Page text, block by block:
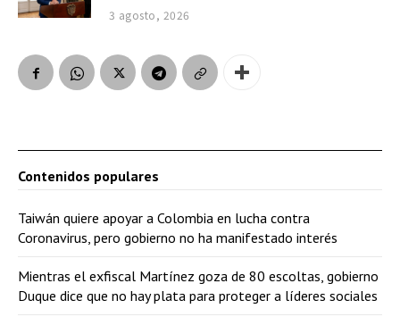
3 agosto, 2026
Contenidos populares
Taiwán quiere apoyar a Colombia en lucha contra
Coronavirus, pero gobierno no ha manifestado interés
Mientras el exfiscal Martínez goza de 80 escoltas, gobierno
Duque dice que no hay plata para proteger a líderes sociales